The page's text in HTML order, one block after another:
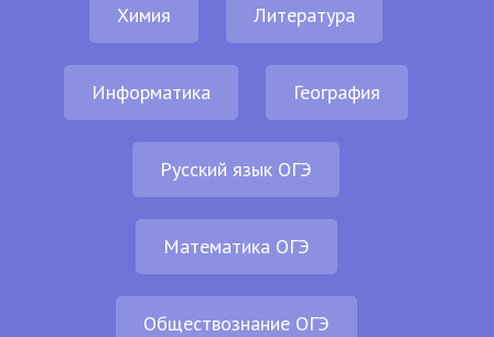
Химия Литература
Информатика География
Русский язык ОГЭ
Математика ОГЭ
Обществознание ОГЭ